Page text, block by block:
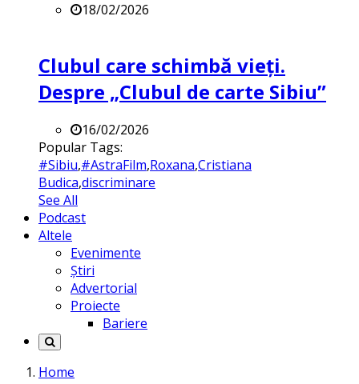
18/02/2026
Clubul care schimbă vieți.
Despre „Clubul de carte Sibiu”
16/02/2026
Popular Tags:
#Sibiu,#AstraFilm,Roxana,Cristiana
Budica,discriminare
See All
Podcast
Altele
Evenimente
Știri
Advertorial
Proiecte
Bariere
Home